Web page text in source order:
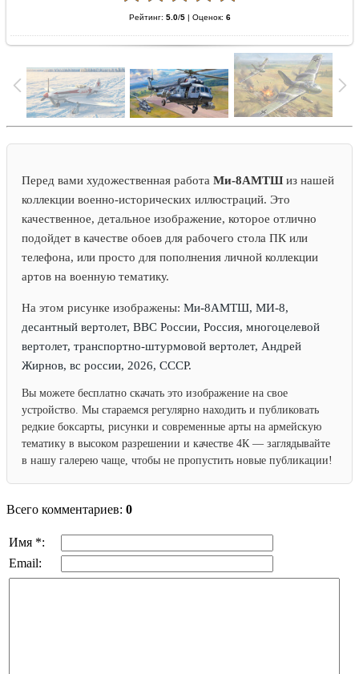
Рейтинг: 5.0/5| Оценок: 6
Перед вами художественная работа Ми-8АМТШиз нашей
коллекции военно-исторических иллюстраций. Это
качественное, детальное изображение, которое отлично
подойдет в качестве обоев для рабочего стола ПК или
телефона, или просто для пополнения личной коллекции
артов на военную тематику.
На этом рисунке изображены: Ми-8АМТШ, МИ-8,
десантный вертолет, ВВС России, Россия, многоцелевой
вертолет, транспортно-штурмовой вертолет, Андрей
Жирнов, вс россии, 2026, СССР.
Вы можете бесплатно скачать это изображение на свое
устройство. Мы стараемся регулярно находить и публиковать
редкие боксарты, рисунки и современные арты на армейскую
тематику в высоком разрешении и качестве 4К — заглядывайте
в нашу галерею чаще, чтобы не пропустить новые публикации!
Всего комментариев: 0
Имя *:
Email: